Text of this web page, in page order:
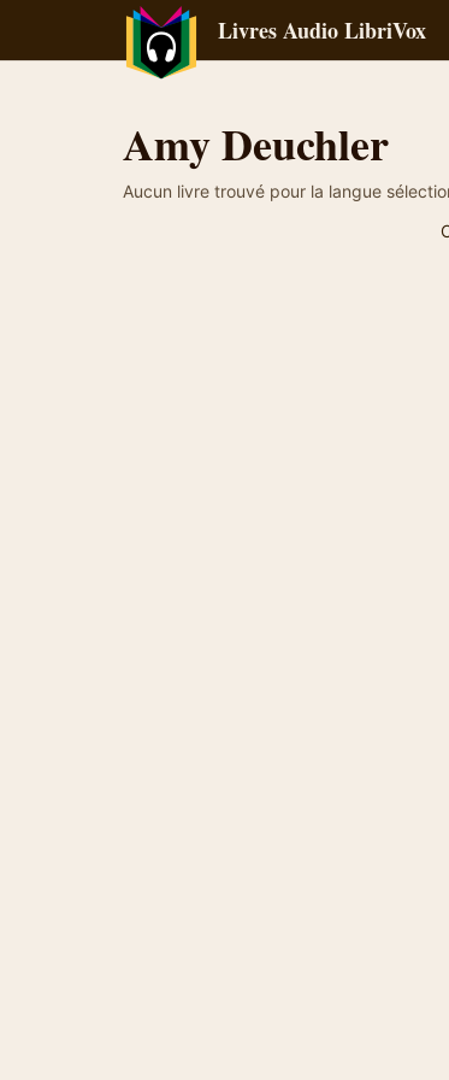
Livres Audio LibriVox
Amy Deuchler
Aucun livre trouvé pour la langue